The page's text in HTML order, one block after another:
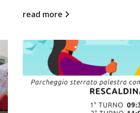
read more